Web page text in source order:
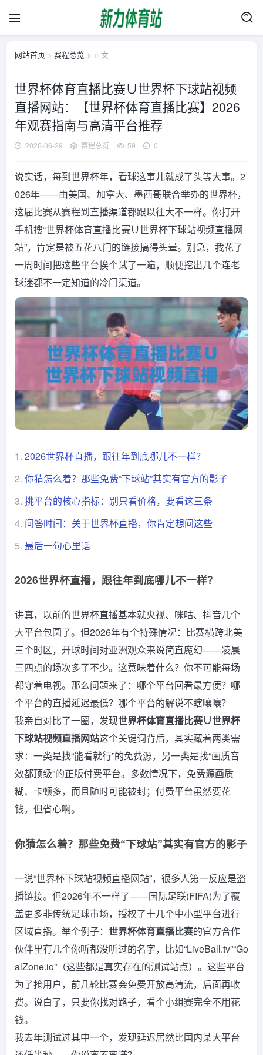
网站首页 > 赛程总览 > 正文
世界杯体育直播比赛∪世界杯下球站视频
直播网站：【世界杯体育直播比赛】2026
年观赛指南与高清平台推荐
2026-06-29 赛程总览 59 0
说实话，每到世界杯年，看球这事儿就成了头等大事。2
026年——由美国、加拿大、墨西哥联合举办的世界杯，
这届比赛从赛程到直播渠道都跟以往大不一样。你打开
手机搜“世界杯体育直播比赛∪世界杯下球站视频直播网
站”，肯定是被五花八门的链接搞得头晕。别急，我花了
一周时间把这些平台挨个试了一遍，顺便挖出几个连老
球迷都不一定知道的冷门渠道。
1. 2026世界杯直播，跟往年到底哪儿不一样？
2. 你猜怎么着？那些免费“下球站”其实有官方的影子
3. 挑平台的核心指标：别只看价格，要看这三条
4. 问答时间：关于世界杯直播，你肯定想问这些
5. 最后一句心里话
2026世界杯直播，跟往年到底哪儿不一样？
讲真，以前的世界杯直播基本就央视、咪咕、抖音几个
大平台包圆了。但2026年有个特殊情况：比赛横跨北美
三个时区，开球时间对亚洲观众来说简直魔幻——凌晨
三四点的场次多了不少。这意味着什么？你不可能每场
都守着电视。那么问题来了：哪个平台回看最方便？哪
个平台的直播延迟最低？哪个平台的解说不瞎嚷嚷？
我亲自对比了一圈，发现世界杯体育直播比赛∪世界杯
下球站视频直播网站这个关键词背后，其实藏着两类需
求：一类是找“能看就行”的免费源，另一类是找“画质音
效都顶级”的正版付费平台。多数情况下，免费源画质
糊、卡顿多，而且随时可能被封；付费平台虽然要花
钱，但省心啊。
你猜怎么着？那些免费“下球站”其实有官方的影子
一说“世界杯下球站视频直播网站”，很多人第一反应是盗
播链接。但2026年不一样了——国际足联(FIFA)为了覆
盖更多非传统足球市场，授权了十几个中小型平台进行
区域直播。举个例子： 世界杯体育直播比赛的官方合作
伙伴里有几个你听都没听过的名字，比如“LiveBall.tv”“Go
alZone.io”（这些都是真实存在的测试站点）。这些平台
为了抢用户，前几轮比赛会免费开放高清流，后面再收
费。说白了，只要你找对路子，看个小组赛完全不用花
钱。
我去年测试过其中一个，发现延迟居然比国内某大平台